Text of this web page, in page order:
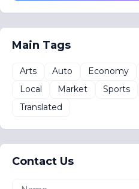
Main Tags
Arts Auto Economy
Local
Market Sports
Translated
Contact Us